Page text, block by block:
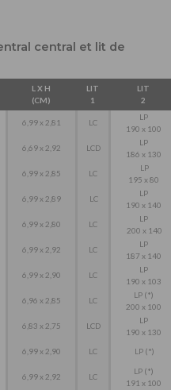
central et lit de
L X H
(CM)
LIT
1
LIT
2
6,99 x 2,81 LC
LP
190 x 100
6,69 x 2,92 LCD
LP
186 x 130
6,99 x 2,85 LC
LP
195 x 80
6,99 x 2,89 LC
LP
190 x 140
6,99 x 2,80 LC
LP
200 x 140
6,99 x 2,92 LC
LP
187 x 140
6,99 x 2,90 LC
LP
190 x 103
6,96 x 2,85 LC
LP (*)
200 x 100
6,83 x 2,75 LCD
LP
190 x 130
6,99 x 2,90 LC LP (*)
6,99 x 2,92 LC
LP (*)
191 x 100